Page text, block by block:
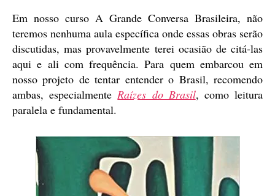
Em nosso curso A Grande Conversa Brasileira, não
teremos nenhuma aula específica onde essas obras serão
discutidas, mas provavelmente terei ocasião de citá-las
aqui e ali com frequência. Para quem embarcou em
nosso projeto de tentar entender o Brasil, recomendo
ambas, especialmenteRaízes do Brasil, como leitura
paralela e fundamental.